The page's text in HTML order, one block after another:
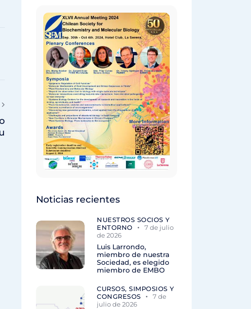
Noticias recientes
NUESTROS SOCIOS Y
ENTORNO
7 de julio
de 2026
Luis Larrondo,
miembro de nuestra
Sociedad, es elegido
miembro de EMBO
CURSOS, SIMPOSIOS Y
CONGRESOS
7 de
julio de 2026